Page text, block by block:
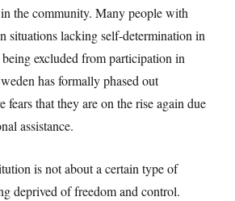
the community. Many people with
situations lacking self-determination in
excluded from participation in
has formally phased out
fears that they are on the rise again due
assistance.
is not about a certain type of
deprived of freedom and control.